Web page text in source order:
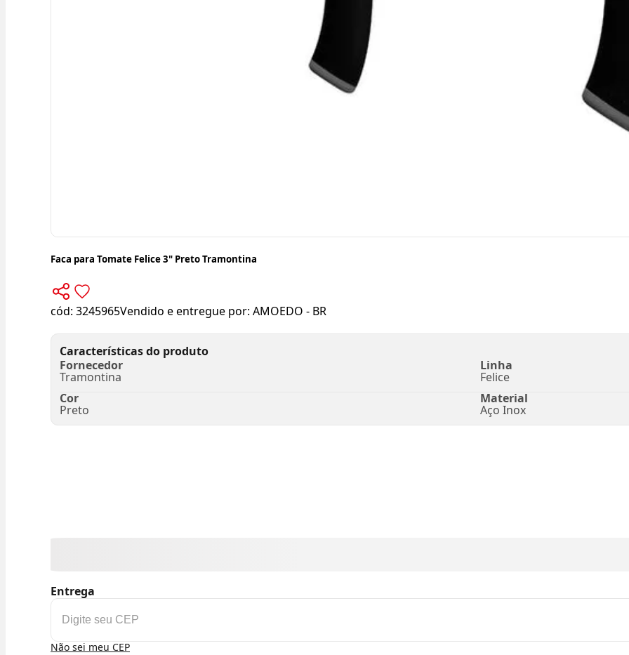
Faca para Tomate Felice 3" Preto Tramontina
cód: 3245965Vendido e entregue por: AMOEDO - BR
Características do produto
Fornecedor
Tramontina
Linha
Felice
Cor
Preto
Material
Aço Inox
Entrega
Não sei meu CEP